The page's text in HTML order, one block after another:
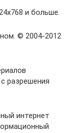
и больше.
© 2004-2012
разрешения
интернет